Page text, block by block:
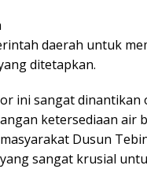
daerah untuk
ditetapkan.
ini sangat
ketersediaan air
Dusun
sangat krusial